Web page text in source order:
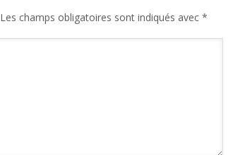
Les champs obligatoires sont indiqués avec *